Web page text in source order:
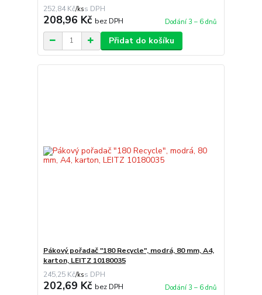
252,84 Kč/ks
208,96 Kč bez DPH Dodání 3 – 6 dnů
Přidat do košíku
Pákový pořadač "180 Recycle", modrá, 80 mm, A4,
karton, LEITZ 10180035
245,25 Kč/ks
202,69 Kč bez DPH Dodání 3 – 6 dnů